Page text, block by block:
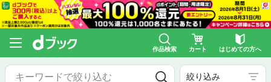
作品検索 カート はじめての方へ
絞り込み